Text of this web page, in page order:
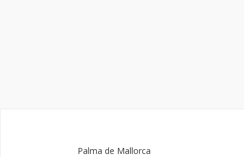
Palma de Mallorca